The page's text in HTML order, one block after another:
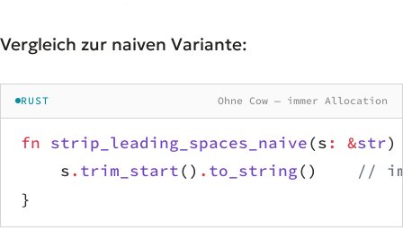
Vergleich zur naiven Variante:
RUST Ohne Cow — immer Allocation
fn strip_leading_spaces_naive(s: &str
    s
. trim_start() . to_string()
//
}